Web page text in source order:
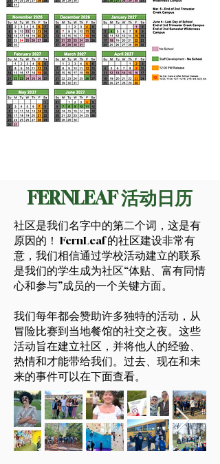
FERNLEAF 活动日历
社区是我们名字中的第二个词，这是有
原因的！ FernLeaf 的社区建设非常有
意，我们相信通过学校活动建立的联系
是我们的学生成为社区“体贴、富有同情
心和参与”成员的一个关键方面。
我们每年都会赞助许多独特的活动，从
冒险比赛到当地餐馆的社交之夜。这些
活动旨在建立社区，并将他人的经验、
热情和才能带给我们。过去、现在和未
来的事件可以在下面查看。